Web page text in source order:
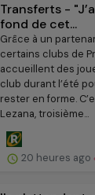
Transferts -
fond de cet...
Grâce à un
certains clubs de
accueillent des
club durant l’été
rester en forme.
Lezana, troisième...
20 heures ago